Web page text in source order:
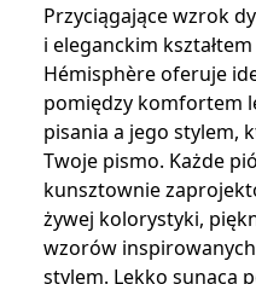
Przyciągające wzrok
i eleganckim
Hémisphère oferuje
pomiędzy komfortem
pisania a jego stylem,
Twoje pismo. Każde
kunsztownie
żywej kolorystyki,
wzorów
stylem. Lekko sunąca